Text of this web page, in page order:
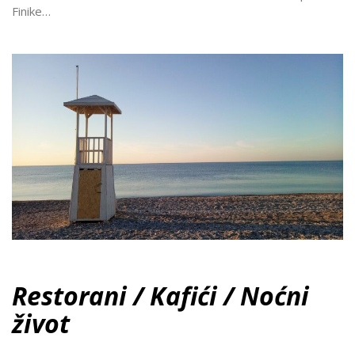
Finike…
Restorani / Kafići / Noćni
život